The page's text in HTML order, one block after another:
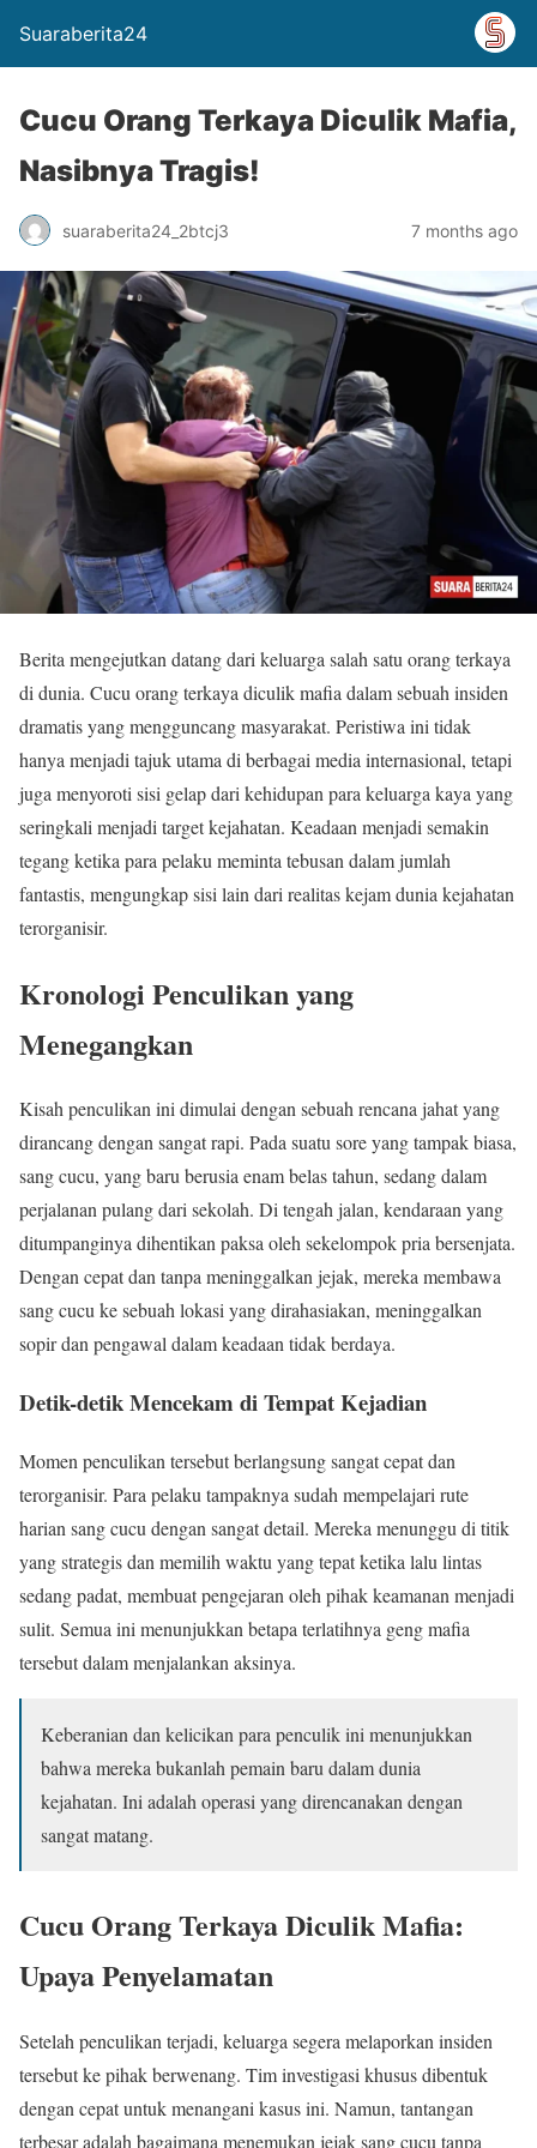
Suaraberita24
Cucu Orang Terkaya Diculik Mafia,
Nasibnya Tragis!
suaraberita24_2btcj3 7 months ago
Berita mengejutkan datang dari keluarga salah satu orang terkaya
di dunia. Cucu orang terkaya diculik mafia dalam sebuah insiden
dramatis yang mengguncang masyarakat. Peristiwa ini tidak
hanya menjadi tajuk utama di berbagai media internasional, tetapi
juga menyoroti sisi gelap dari kehidupan para keluarga kaya yang
seringkali menjadi target kejahatan. Keadaan menjadi semakin
tegang ketika para pelaku meminta tebusan dalam jumlah
fantastis, mengungkap sisi lain dari realitas kejam dunia kejahatan
terorganisir.
Kronologi Penculikan yang
Menegangkan
Kisah penculikan ini dimulai dengan sebuah rencana jahat yang
dirancang dengan sangat rapi. Pada suatu sore yang tampak biasa,
sang cucu, yang baru berusia enam belas tahun, sedang dalam
perjalanan pulang dari sekolah. Di tengah jalan, kendaraan yang
ditumpanginya dihentikan paksa oleh sekelompok pria bersenjata.
Dengan cepat dan tanpa meninggalkan jejak, mereka membawa
sang cucu ke sebuah lokasi yang dirahasiakan, meninggalkan
sopir dan pengawal dalam keadaan tidak berdaya.
Detik-detik Mencekam di Tempat Kejadian
Momen penculikan tersebut berlangsung sangat cepat dan
terorganisir. Para pelaku tampaknya sudah mempelajari rute
harian sang cucu dengan sangat detail. Mereka menunggu di titik
yang strategis dan memilih waktu yang tepat ketika lalu lintas
sedang padat, membuat pengejaran oleh pihak keamanan menjadi
sulit. Semua ini menunjukkan betapa terlatihnya geng mafia
tersebut dalam menjalankan aksinya.
Keberanian dan kelicikan para penculik ini menunjukkan
bahwa mereka bukanlah pemain baru dalam dunia
kejahatan. Ini adalah operasi yang direncanakan dengan
sangat matang.
Cucu Orang Terkaya Diculik Mafia:
Upaya Penyelamatan
Setelah penculikan terjadi, keluarga segera melaporkan insiden
tersebut ke pihak berwenang. Tim investigasi khusus dibentuk
dengan cepat untuk menangani kasus ini. Namun, tantangan
terbesar adalah bagaimana menemukan jejak sang cucu tanpa